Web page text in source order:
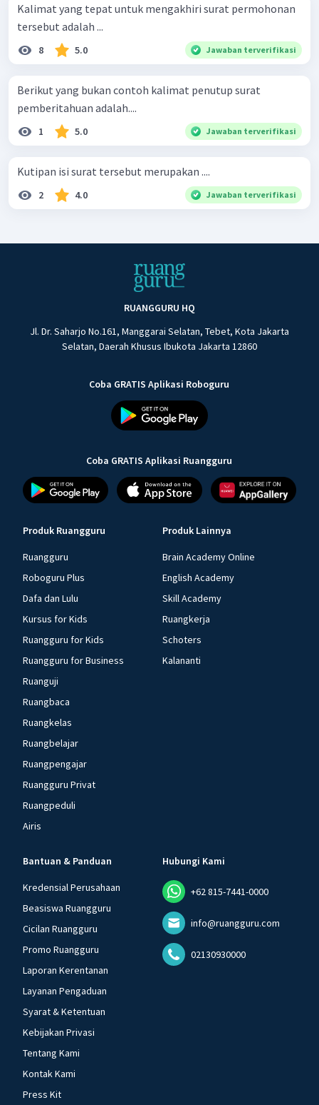
Kalimat yang tepat untuk mengakhiri surat permohonan
tersebut adalah ...
8 5.0 Jawaban terverifikasi
Berikut yang bukan contoh kalimat penutup surat
pemberitahuan adalah....
1 5.0 Jawaban terverifikasi
Kutipan isi surat tersebut merupakan ....
2 4.0 Jawaban terverifikasi
RUANGGURU HQ
Jl. Dr. Saharjo No.161, Manggarai Selatan, Tebet, Kota Jakarta
Selatan, Daerah Khusus Ibukota Jakarta 12860
Coba GRATIS Aplikasi Roboguru
Coba GRATIS Aplikasi Ruangguru
Produk Ruangguru
Ruangguru
Roboguru Plus
Dafa dan Lulu
Kursus for Kids
Ruangguru for Kids
Ruangguru for Business
Ruanguji
Ruangbaca
Ruangkelas
Ruangbelajar
Ruangpengajar
Ruangguru Privat
Ruangpeduli
Airis
Produk Lainnya
Brain Academy Online
English Academy
Skill Academy
Ruangkerja
Schoters
Kalananti
Bantuan & Panduan
Kredensial Perusahaan
Beasiswa Ruangguru
Cicilan Ruangguru
Promo Ruangguru
Laporan Kerentanan
Layanan Pengaduan
Syarat & Ketentuan
Kebijakan Privasi
Tentang Kami
Kontak Kami
Press Kit
Hubungi Kami
+62 815-7441-0000
info@ruangguru.com
02130930000